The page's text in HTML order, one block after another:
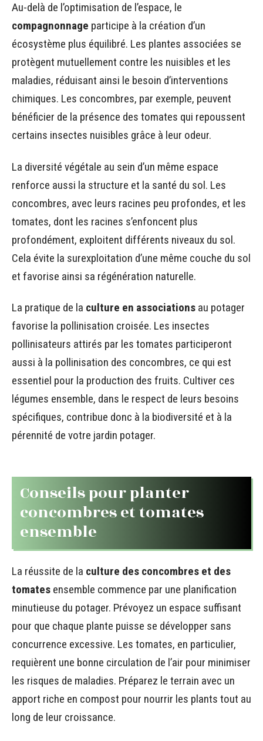
Au-delà de l’optimisation de l’espace, le
compagnonnage participe à la création d’un
écosystème plus équilibré. Les plantes associées se
protègent mutuellement contre les nuisibles et les
maladies, réduisant ainsi le besoin d’interventions
chimiques. Les concombres, par exemple, peuvent
bénéficier de la présence des tomates qui repoussent
certains insectes nuisibles grâce à leur odeur.
La diversité végétale au sein d’un même espace
renforce aussi la structure et la santé du sol. Les
concombres, avec leurs racines peu profondes, et les
tomates, dont les racines s’enfoncent plus
profondément, exploitent différents niveaux du sol.
Cela évite la surexploitation d’une même couche du sol
et favorise ainsi sa régénération naturelle.
La pratique de la culture en associations au potager
favorise la pollinisation croisée. Les insectes
pollinisateurs attirés par les tomates participeront
aussi à la pollinisation des concombres, ce qui est
essentiel pour la production des fruits. Cultiver ces
légumes ensemble, dans le respect de leurs besoins
spécifiques, contribue donc à la biodiversité et à la
pérennité de votre jardin potager.
Conseils pour planter
concombres et tomates
ensemble
La réussite de la culture des concombres et des
tomates ensemble commence par une planification
minutieuse du potager. Prévoyez un espace suffisant
pour que chaque plante puisse se développer sans
concurrence excessive. Les tomates, en particulier,
requièrent une bonne circulation de l’air pour minimiser
les risques de maladies. Préparez le terrain avec un
apport riche en compost pour nourrir les plants tout au
long de leur croissance.